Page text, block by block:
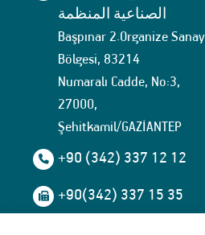
الصناعية المنظمة
Başpınar 2.Organize
Bölgesi, 83214
Numaralı Cadde, No:3,
27000,
Şehitkamil/GAZİANTEP
+90 (342) 337 12 12
+90(342) 337 15 35